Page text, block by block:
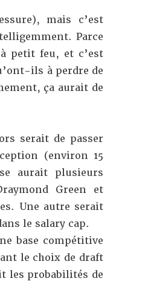
mais c’est
Parce
petit feu, et c’est
ils à perdre de
ça aurait de
serait de passer
(environ 15
aurait plusieurs
Green et
Une autre serait
le salary cap.
base compétitive
le choix de draft
les probabilités de